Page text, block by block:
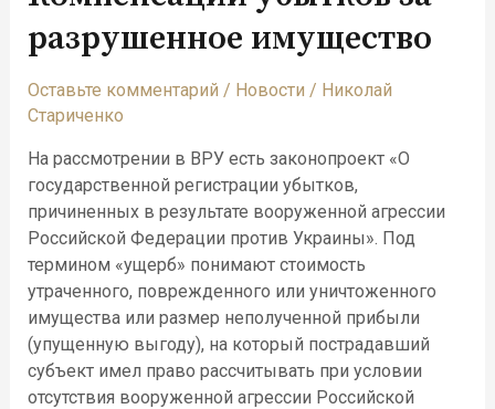
разрушенное имущество
Оставьте комментарий / Новости / Николай
Стариченко
На рассмотрении в ВРУ есть законопроект «О
государственной регистрации убытков,
причиненных в результате вооруженной агрессии
Российской Федерации против Украины». Под
термином «ущерб» понимают стоимость
утраченного, поврежденного или уничтоженного
имущества или размер неполученной прибыли
(упущенную выгоду), на который пострадавший
субъект имел право рассчитывать при условии
отсутствия вооруженной агрессии Российской